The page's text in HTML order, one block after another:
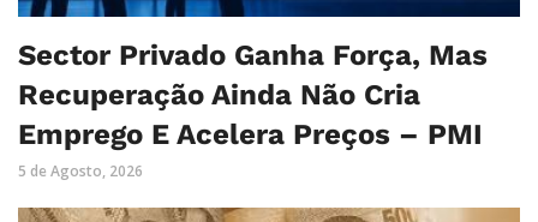
Sector Privado Ganha Força, Mas
Recuperação Ainda Não Cria
Emprego E Acelera Preços – PMI
5 de Agosto, 2026